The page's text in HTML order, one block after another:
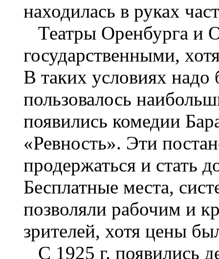
находилась в руках
Театры Оренбурга и
государственными,
В таких условиях надо
пользовалось
появились комедии
«Ревность». Эти
продержаться и стать
Бесплатные места,
позволяли рабочим и
зрителей, хотя цены
С 1925 г. появились